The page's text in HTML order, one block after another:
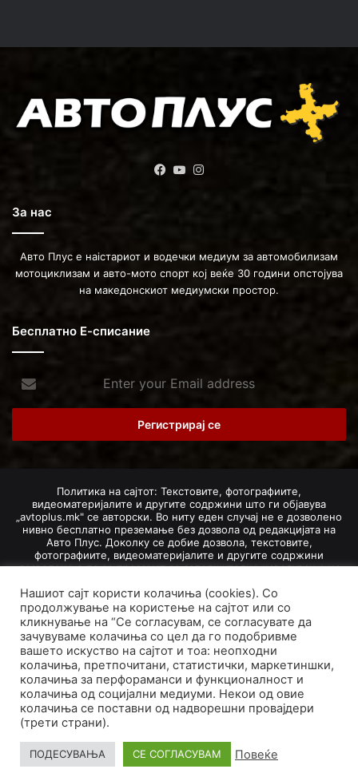
Facebook
YouTube
За нас
Авто Плус е наістариот и водечки медиум за автомобилизам
мотоциклизам и авто-мото спорт кој веќе 30 години опстојува
на македонскиот медиумски простор.
Бесплатно Е-списание
your
Email
Политика на сајтот: Текстовите, фотографиите,
видеоматеријалите и другите содржини што ги објавува
„avtoplus.mk" се авторски. Во ниту еден случај не е дозволено
нивно бесплатно преземање без дозвола од редакцијата на
Авто Плус. Доколку се добие дозвола, текстовите,
фотографиите, видеоматеријалите и другите содржини
дозволено е да се преземат со задолжително наведување на
(линк) до оригиналната содржина на „avtoplus.mk". При
добивање на одобрување од редакцијата за превземање на
текст, може да се превземе само дел од новинарско дело
насловот, придружната фотографија (односно насловната
фотографија) и воведниот дел на текстот, познат како „лид".
Преземање содржини од „avtoplus.mk" надвор од овие услови
не е дозволено и подложи на санкционирање согласно
Законот за авторски и сродни права.
Developed by PROCESS IN. Hosted by GoHost.
За нас
Импресум
Политика за приватност
Политика на колачиња
Нашиот сајт користи колачиња (cookies). Со
продолжување на користење на сајтот или со
кликнување на “Се согласувам, се согласувате да
зачувуваме колачиња со цел да го подобривме
вашето искуство на сајтот и тоа: неопходни
колачиња, претпочитани, статистички, маркетиншки,
колачиња за перфораманси и функционалност и
колачиња од социјални медиуми. Некои од овие
колачиња се поставни од надворешни провајдери
(трети страни).
ПОДЕСУВАЊА СЕ СОГЛАСУВАМ Повеќе